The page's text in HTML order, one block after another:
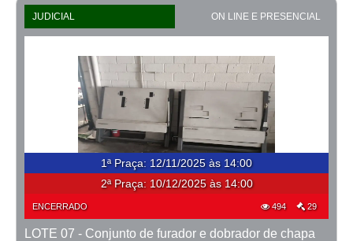
JUDICIAL ON LINE E PRESENCIAL
1ª Praça: 12/11/2025 às 14:00
2ª Praça: 10/12/2025 às 14:00
ENCERRADO 494 29
LOTE 07 - Conjunto de furador e dobrador de chapa